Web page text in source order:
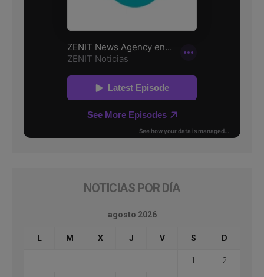
NOTICIAS POR DÍA
agosto 2026
L M X J V S D
1 2